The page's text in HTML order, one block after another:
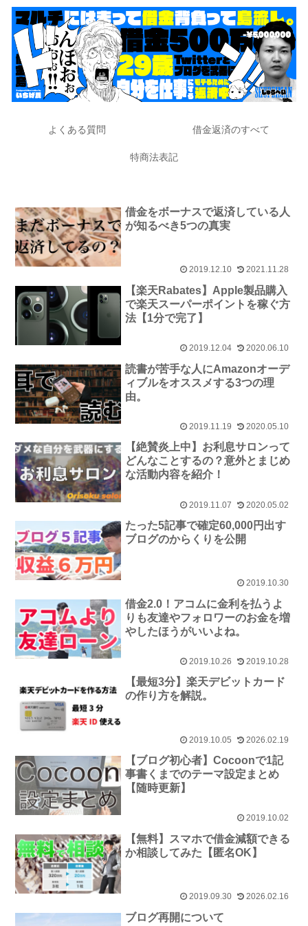
よくある質問 借金返済のすべて
特商法表記
借金をボーナスで返済している人
が知るべき5つの真実
2019.12.10 2021.11.28
【楽天Rabates】Apple製品購入
で楽天スーパーポイントを稼ぐ方
法【1分で完了】
2019.12.04 2020.06.10
読書が苦手な人にAmazonオーデ
ィブルをオススメする3つの理
由。
2019.11.19 2020.05.10
【絶賛炎上中】お利息サロンって
どんなことするの？意外とまじめ
な活動内容を紹介！
2019.11.07 2020.05.02
たった5記事で確定60,000円出す
ブログのからくりを公開
2019.10.30
借金2.0！アコムに金利を払うよ
りも友達やフォロワーのお金を増
やしたほうがいいよね。
2019.10.26 2019.10.28
【最短3分】楽天デビットカード
の作り方を解説。
2019.10.05 2026.02.19
【ブログ初心者】Cocoonで1記
事書くまでのテーマ設定まとめ
【随時更新】
2019.10.02
【無料】スマホで借金減額できる
か相談してみた【匿名OK】
2019.09.30 2026.02.16
ブログ再開について